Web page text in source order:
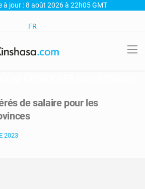
à jour : 8 août 2026 à 22h05 GMT
FR
de salaire pour les
2023